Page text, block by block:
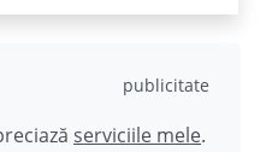
publicitate
serviciile mele.